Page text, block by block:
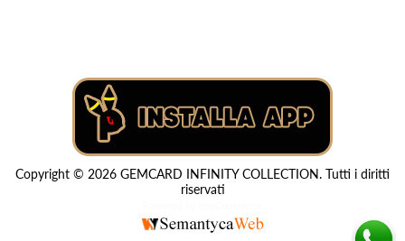
Copyright © 2026 GEMCARD INFINITY COLLECTION. Tutti i diritti
riservati